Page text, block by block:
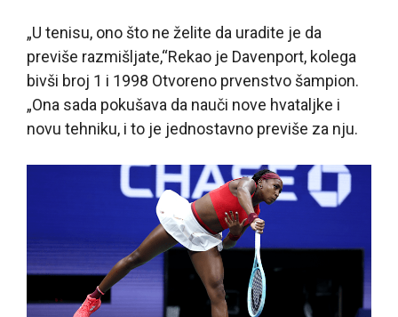
„U tenisu, ono što ne želite da uradite je da
previše razmišljate,“Rekao je Davenport, kolega
bivši broj 1 i 1998 Otvoreno prvenstvo šampion.
„Ona sada pokušava da nauči nove hvataljke i
novu tehniku, i to je jednostavno previše za nju.